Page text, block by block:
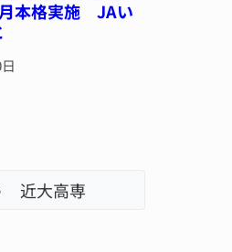
本格実施 JAい
近大高専